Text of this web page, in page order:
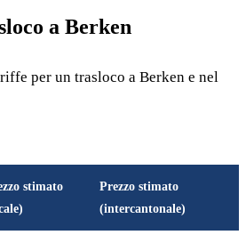
a Berken
per un trasloco a Berken e nel
stimato
Prezzo stimato
(intercantonale)